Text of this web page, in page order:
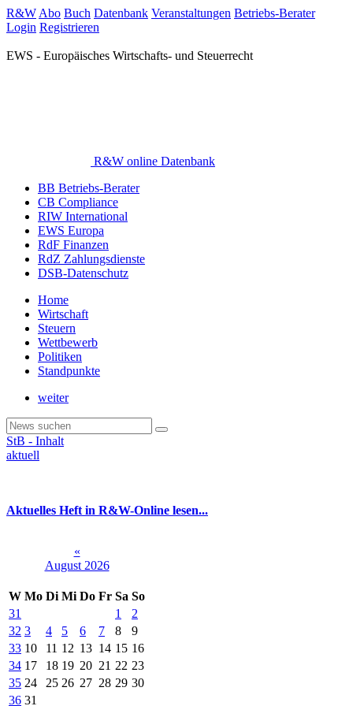
R&W Abo Buch Datenbank Veranstaltungen Betriebs-Berater
Login Registrieren
EWS - Europäisches Wirtschafts- und Steuerrecht
R&W online Datenbank
BB Betriebs-Berater
CB Compliance
RIW International
EWS Europa
RdF Finanzen
RdZ Zahlungsdienste
DSB-Datenschutz
Home
Wirtschaft
Steuern
Wettbewerb
Politiken
Standpunkte
weiter
StB - Inhalt
aktuell
Aktuelles Heft in R&W-Online lesen...
«
August 2026
W Mo Di Mi Do Fr Sa So
31
1
2
32 3 4 5 6 7 8
9
33 10 11 12 13 14 15 16
34 17 18 19 20 21 22 23
35 24 25 26 27 28 29 30
36 31